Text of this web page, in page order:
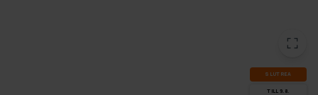
SLUT­REA
TILL 9.8.